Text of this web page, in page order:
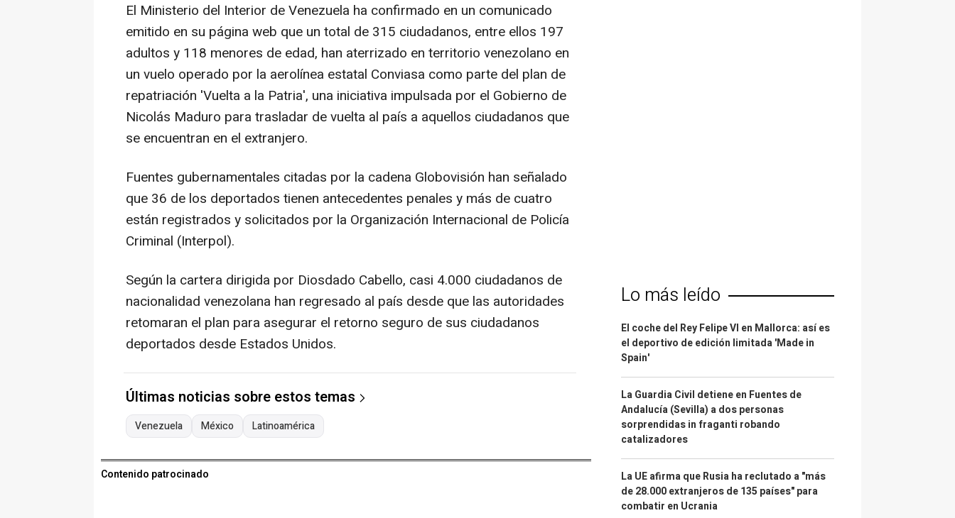
El Ministerio del Interior de Venezuela ha confirmado en un comunicado
emitido en su página web que un total de 315 ciudadanos, entre ellos 197
adultos y 118 menores de edad, han aterrizado en territorio venezolano en
un vuelo operado por la aerolínea estatal Conviasa como parte del plan de
repatriación 'Vuelta a la Patria', una iniciativa impulsada por el Gobierno de
Nicolás Maduro para trasladar de vuelta al país a aquellos ciudadanos que
se encuentran en el extranjero.
Fuentes gubernamentales citadas por la cadena Globovisión han señalado
que 36 de los deportados tienen antecedentes penales y más de cuatro
están registrados y solicitados por la Organización Internacional de Policía
Criminal (Interpol).
Según la cartera dirigida por Diosdado Cabello, casi 4.000 ciudadanos de
nacionalidad venezolana han regresado al país desde que las autoridades
retomaran el plan para asegurar el retorno seguro de sus ciudadanos
deportados desde Estados Unidos.
Últimas noticias sobre estos temas
Venezuela México Latinoamérica
Contenido patrocinado
Lo más leído
El coche del Rey Felipe VI en Mallorca: así es
el deportivo de edición limitada 'Made in
Spain'
La Guardia Civil detiene en Fuentes de
Andalucía (Sevilla) a dos personas
sorprendidas in fraganti robando
catalizadores
La UE afirma que Rusia ha reclutado a "más
de 28.000 extranjeros de 135 países" para
combatir en Ucrania